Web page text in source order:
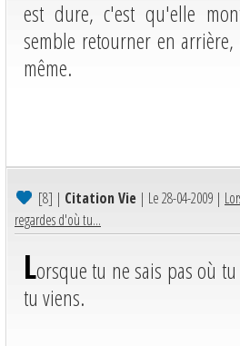
est dure, c'est qu'elle
semble retourner en
même.
[8] | Citation Vie | Le 28-04-2009 |
regardes d'où tu...
Lorsque tu ne sais pas où
tu viens.